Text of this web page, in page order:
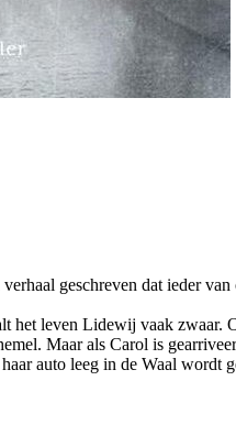
geschreven dat ieder
het leven Lidewij vaak
Maar als Carol is
auto leeg in de Waal wordt